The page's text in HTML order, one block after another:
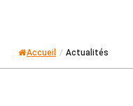
Accueil / Actualités